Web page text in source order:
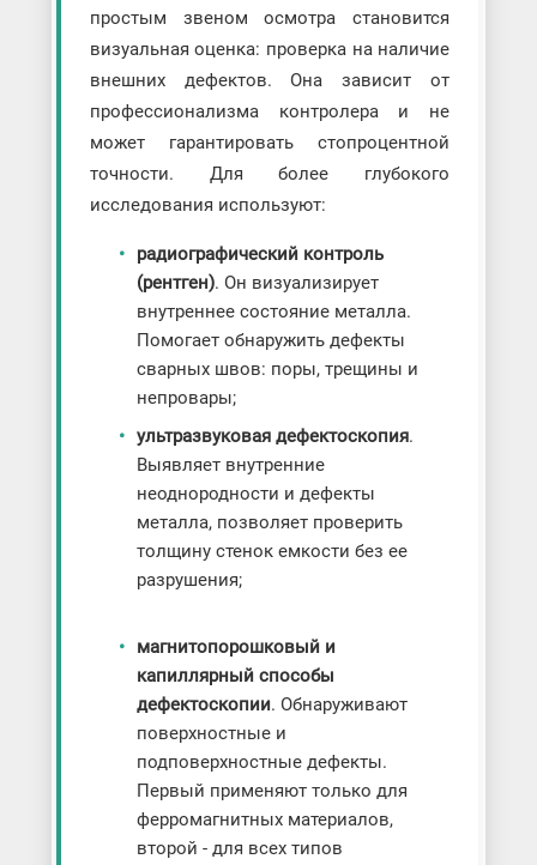
простым звеном осмотра становится
визуальная оценка: проверка на наличие
внешних дефектов. Она зависит от
профессионализма контролера и не
может гарантировать стопроцентной
точности. Для более глубокого
исследования используют:
радиографический контроль
(рентген). Он визуализирует
внутреннее состояние металла.
Помогает обнаружить дефекты
сварных швов: поры, трещины и
непровары;
ультразвуковая дефектоскопия.
Выявляет внутренние
неоднородности и дефекты
металла, позволяет проверить
толщину стенок емкости без ее
разрушения;
магнитопорошковый и
капиллярный способы
дефектоскопии. Обнаруживают
поверхностные и
подповерхностные дефекты.
Первый применяют только для
ферромагнитных материалов,
второй - для всех типов